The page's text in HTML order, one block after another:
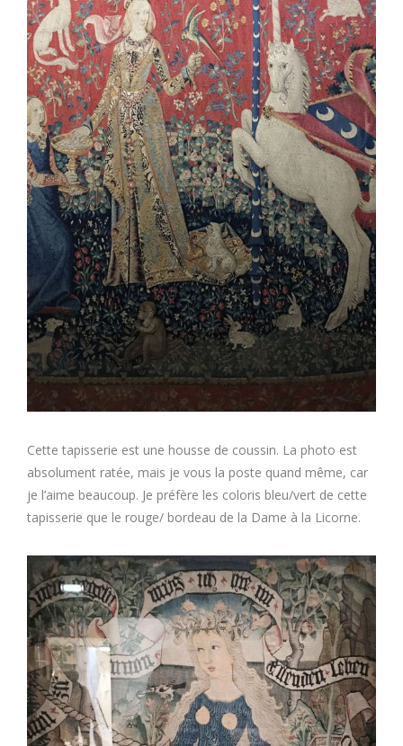
Cette tapisserie est une housse de coussin. La photo est
absolument ratée, mais je vous la poste quand même, car
je l’aime beaucoup. Je préfère les coloris bleu/vert de cette
tapisserie que le rouge/ bordeau de la Dame à la Licorne.